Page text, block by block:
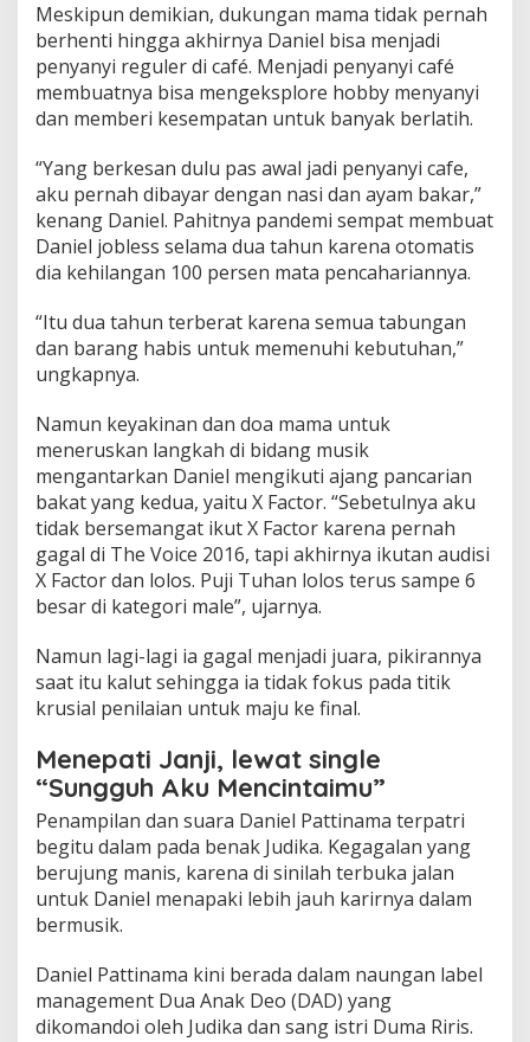
Meskipun demikian, dukungan mama tidak pernah
berhenti hingga akhirnya Daniel bisa menjadi
penyanyi reguler di café. Menjadi penyanyi café
membuatnya bisa mengeksplore hobby menyanyi
dan memberi kesempatan untuk banyak berlatih.
“Yang berkesan dulu pas awal jadi penyanyi cafe,
aku pernah dibayar dengan nasi dan ayam bakar,”
kenang Daniel. Pahitnya pandemi sempat membuat
Daniel jobless selama dua tahun karena otomatis
dia kehilangan 100 persen mata pencahariannya.
“Itu dua tahun terberat karena semua tabungan
dan barang habis untuk memenuhi kebutuhan,”
ungkapnya.
Namun keyakinan dan doa mama untuk
meneruskan langkah di bidang musik
mengantarkan Daniel mengikuti ajang pancarian
bakat yang kedua, yaitu X Factor. “Sebetulnya aku
tidak bersemangat ikut X Factor karena pernah
gagal di The Voice 2016, tapi akhirnya ikutan audisi
X Factor dan lolos. Puji Tuhan lolos terus sampe 6
besar di kategori male”, ujarnya.
Namun lagi-lagi ia gagal menjadi juara, pikirannya
saat itu kalut sehingga ia tidak fokus pada titik
krusial penilaian untuk maju ke final.
Menepati Janji, lewat single
“Sungguh Aku Mencintaimu”
Penampilan dan suara Daniel Pattinama terpatri
begitu dalam pada benak Judika. Kegagalan yang
berujung manis, karena di sinilah terbuka jalan
untuk Daniel menapaki lebih jauh karirnya dalam
bermusik.
Daniel Pattinama kini berada dalam naungan label
management Dua Anak Deo (DAD) yang
dikomandoi oleh Judika dan sang istri Duma Riris.